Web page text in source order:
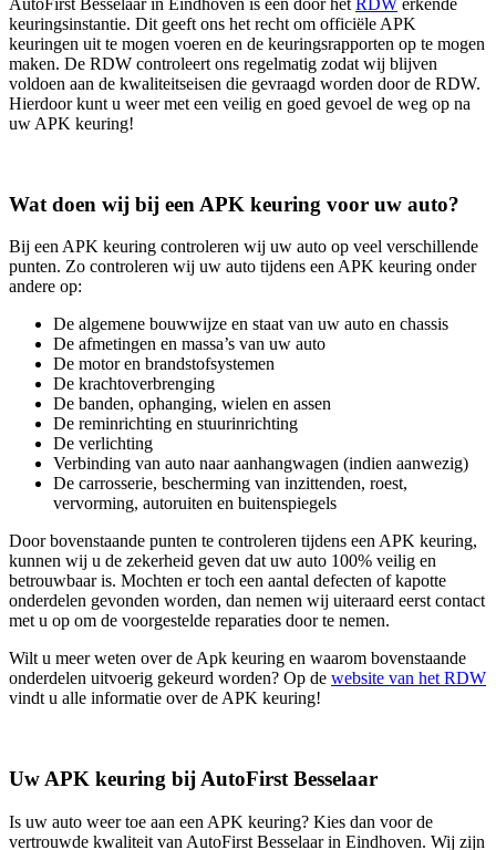
AutoFirst Besselaar in Eindhoven is een door het RDW erkende
keuringsinstantie. Dit geeft ons het recht om officiële APK
keuringen uit te mogen voeren en de keuringsrapporten op te mogen
maken. De RDW controleert ons regelmatig zodat wij blijven
voldoen aan de kwaliteitseisen die gevraagd worden door de RDW.
Hierdoor kunt u weer met een veilig en goed gevoel de weg op na
uw APK keuring!
Wat doen wij bij een APK keuring voor uw auto?
Bij een APK keuring controleren wij uw auto op veel verschillende
punten. Zo controleren wij uw auto tijdens een APK keuring onder
andere op:
De algemene bouwwijze en staat van uw auto en chassis
De afmetingen en massa’s van uw auto
De motor en brandstofsystemen
De krachtoverbrenging
De banden, ophanging, wielen en assen
De reminrichting en stuurinrichting
De verlichting
Verbinding van auto naar aanhangwagen (indien aanwezig)
De carrosserie, bescherming van inzittenden, roest,
vervorming, autoruiten en buitenspiegels
Door bovenstaande punten te controleren tijdens een APK keuring,
kunnen wij u de zekerheid geven dat uw auto 100% veilig en
betrouwbaar is. Mochten er toch een aantal defecten of kapotte
onderdelen gevonden worden, dan nemen wij uiteraard eerst contact
met u op om de voorgestelde reparaties door te nemen.
Wilt u meer weten over de Apk keuring en waarom bovenstaande
onderdelen uitvoerig gekeurd worden? Op de website van het RDW
vindt u alle informatie over de APK keuring!
Uw APK keuring bij AutoFirst Besselaar
Is uw auto weer toe aan een APK keuring? Kies dan voor de
vertrouwde kwaliteit van AutoFirst Besselaar in Eindhoven. Wij zijn